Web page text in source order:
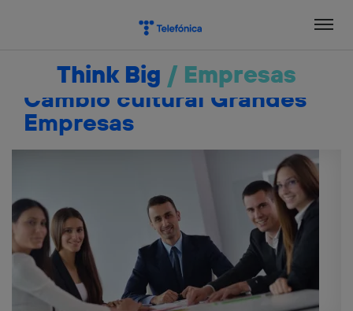
Think Big / Empresas
Cambio cultural Grandes
Empresas